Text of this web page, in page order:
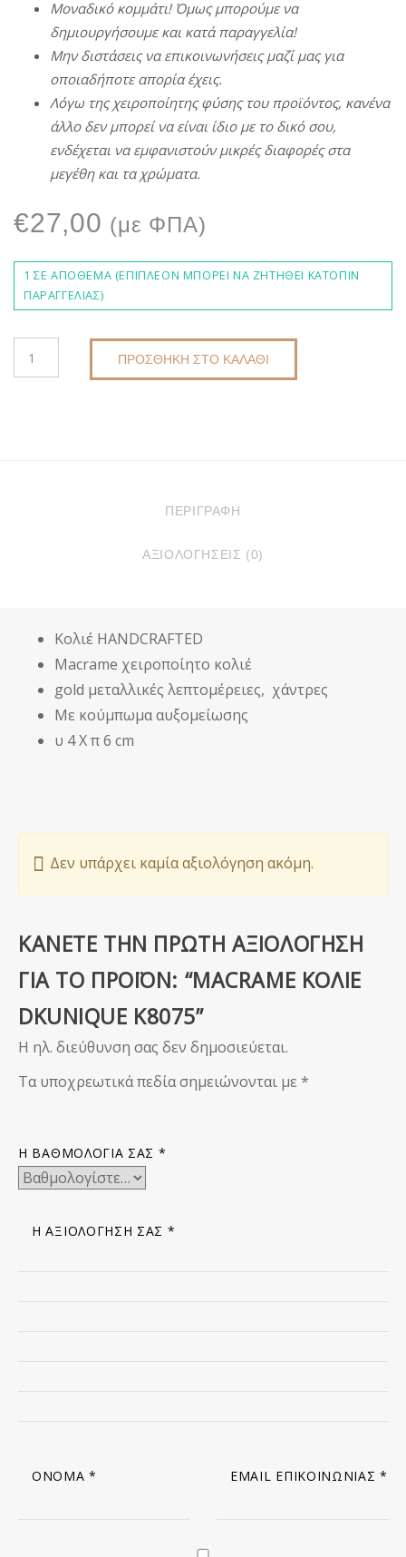
Μοναδικό κομμάτι! Όμως μπορούμε να
δημιουργήσουμε και κατάπαραγγελία!
Μην διστάσεις να επικοινωνήσεις μαζί μας για
οποιαδήποτε απορία έχεις.
Λόγω της χειροποίητης φύσης τουπροϊόντος, κανένα
άλλο δεν μπορεί να είναι ίδιο με το δικό σου,
ενδέχεται να εμφανιστούν μικρές διαφορές στα
μεγέθηκαι τα χρώματα.
€27,00 (με ΦΠΑ)
1 ΣΕ ΑΠΌΘΕΜΑ (ΕΠΙΠΛΈΟΝ ΜΠΟΡΕΊ ΝΑ ΖΗΤΗΘΕΊ ΚΑΤΌΠΙΝ
ΠΑΡΑΓΓΕΛΊΑΣ)
ΠΡΟΣΘΉΚΗ ΣΤΟ ΚΑΛΆΘΙ
ΠΕΡΙΓΡΑΦΉ
ΑΞΙΟΛΟΓΉΣΕΙΣ (0)
Κολιέ HANDCRAFTED
Macrame χειροποίητο κολιέ
gold μεταλλικές λεπτομέρειες, χάντρες
Με κούμπωμα αυξομείωσης
υ 4 Χ π 6 cm
Δεν υπάρχει καμία αξιολόγηση ακόμη.
ΚΆΝΕΤΕ ΤΗΝ ΠΡΏΤΗ ΑΞΙΟΛΌΓΗΣΗ
ΓΙΑ ΤΟ ΠΡΟΪΌΝ: “MACRAME ΚΟΛΙΈ
DKUNIQUE K8075”
Η ηλ. διεύθυνση σας δεν δημοσιεύεται.
Τα υποχρεωτικά πεδία σημειώνονται με *
Η ΒΑΘΜΟΛΟΓΊΑ ΣΑΣ *
Η ΑΞΙΟΛΌΓΗΣΉ ΣΑΣ *
ΌΝΟΜΑ* EMAIL ΕΠΙΚΟΙΝΩΝΊΑΣ*